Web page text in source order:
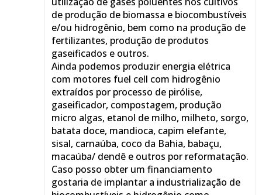
de produção de biomassa e biocombustíveis
e/ou hidrogênio, bem como na produção de
fertilizantes, produção de produtos
gaseificados e outros.
Ainda podemos produzir energia elétrica
com motores fuel cell com hidrogênio
extraídos por processo de pirólise,
gaseificador, compostagem, produção
micro algas, etanol de milho, milheto, sorgo,
batata doce, mandioca, capim elefante,
sisal, carnaúba, coco da Bahia, babaçu,
macaúba/ dendê e outros por reformatação.
Caso posso obter um financiamento
gostaria de implantar a industrialização de